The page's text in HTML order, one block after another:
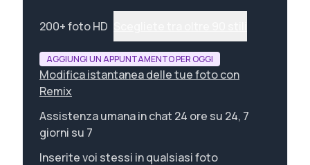
200+ foto HD
AGGIUNGI UN APPUNTAMENTO PER OGGI
Modifica istantanea delle tue foto con
Remix
Assistenza umana in chat 24 ore su 24, 7
giorni su 7
Inserite voi stessi in qualsiasi foto